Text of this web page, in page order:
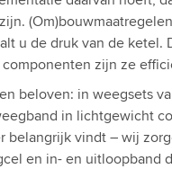
u de druk van de ketel.
zijn ze
beloven: in weegsets
in lichtgewicht
belangrijk vindt – wij
en in- en uitloopband